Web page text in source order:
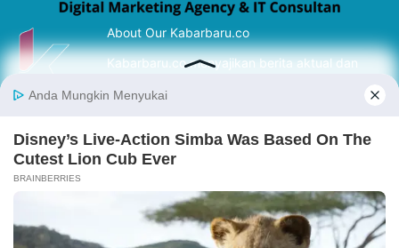
About Our Kabarbaru.co
Kabarbaru.co menyajikan berita aktual dan
serta terverifikasi dari sumber yang tepat.
Follow Kabarbaru